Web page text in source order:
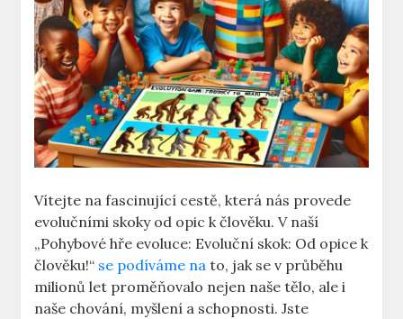
Vítejte na fascinující cestě, která nás provede
evolučními skoky od opic k člověku. V naší
„Pohybové hře evoluce: Evoluční skok: Od opice k
člověku!“ se podíváme na to, jak se v průběhu
milionů let proměňovalo nejen naše tělo, ale i
naše chování, myšlení a schopnosti. Jste